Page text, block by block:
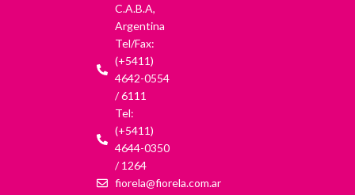
C.A.B.A,
Argentina
Tel/Fax:
(+5411)
4642-0554
/ 6111
Tel:
(+5411)
4644-0350
/ 1264
fiorela@fiorela.com.ar